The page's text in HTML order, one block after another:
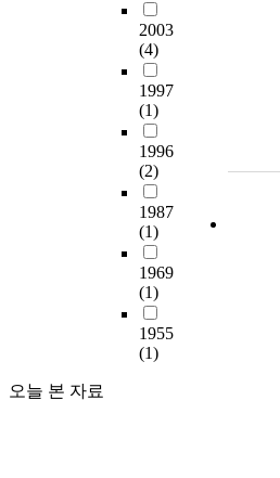
2003
(4)
1997
(1)
1996
(2)
1987
(1)
1969
(1)
1955
(1)
오늘 본 자료